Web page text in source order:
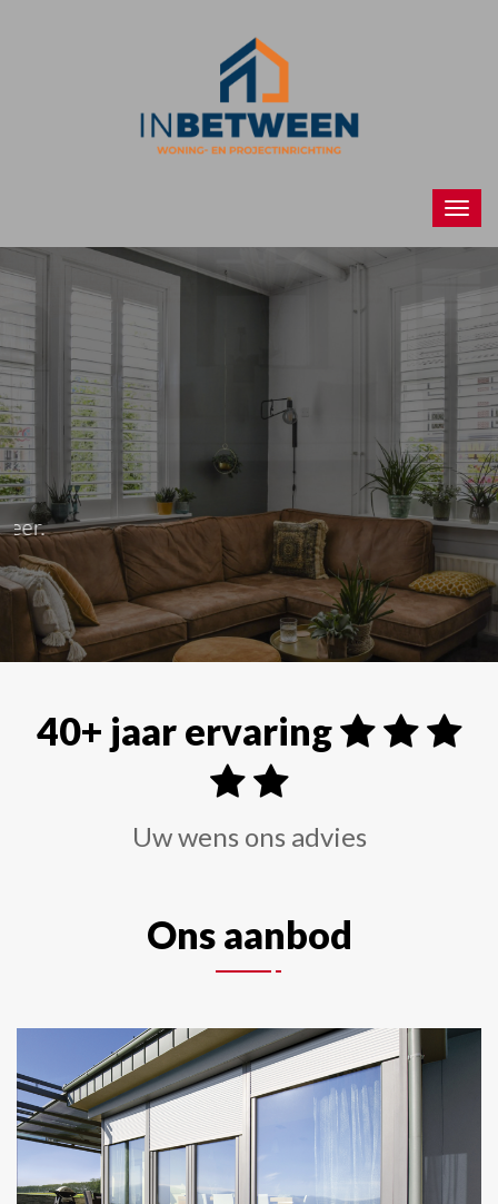
Raamdecoraties
Alle soorten raamdecoraties zoals shutters,
40+ jaar ervaring
Uw wens ons advies
Ons aanbod